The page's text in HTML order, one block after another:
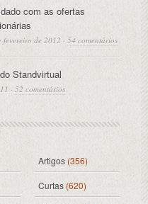
com as ofertas
fevereiro de 2012 · 54 comentários
Standvirtual
· 52 comentários
Artigos(356)
Curtas (620)